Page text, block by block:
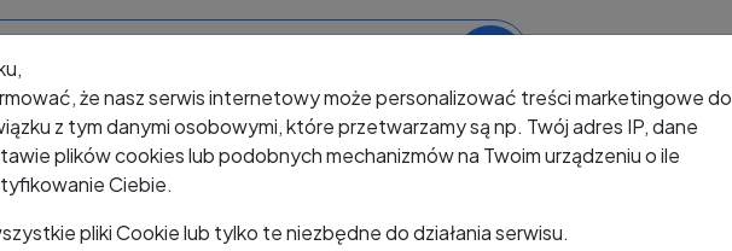
że nasz serwis internetowy może personalizować treści marketingowe do
z tym danymi osobowymi, które przetwarzamy są np. Twój adres IP, dane
plików cookies lub podobnych mechanizmów na Twoim urządzeniu o ile
Ciebie.
pliki Cookie lub tylko te niezbędne do działania serwisu.